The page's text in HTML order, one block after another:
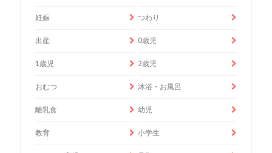
妊娠 つわり
出産 0歳児
1歳児 2歳児
おむつ 沐浴・お風呂
離乳食 幼児
教育 小学生